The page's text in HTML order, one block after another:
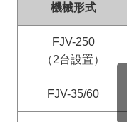
機械形式
FJV-250
（2台設置）
FJV-35/60